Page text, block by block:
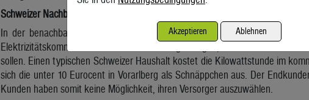
Schweizer Nachbarn zahlen drauf
In der benachbarten Schweiz entwickelt sich der Strompreis in die
Elektrizitätskommission Elcom noch vor wenigen Tagen, dass die Tarife für
sollen. Einen typischen Schweizer Haushalt kostet die Kilowattstunde im
sich die unter 10 Eurocent in Vorarlberg als Schnäppchen aus. Der
Kunden haben somit keine Möglichkeit, ihren Versorger auszuwählen.
Akzeptieren Ablehnen